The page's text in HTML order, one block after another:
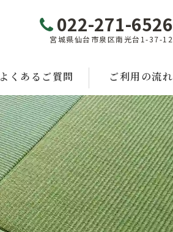
022-271-6526
宮城県仙台市泉区南光台1-37-12
よくあるご質問 ご利用の流れ